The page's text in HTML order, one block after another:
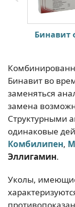
Бинавит
Бинавит во
заменяться
замена
Структурными
одинаковые
Комбилипен,
Эллигамин.
Уколы,